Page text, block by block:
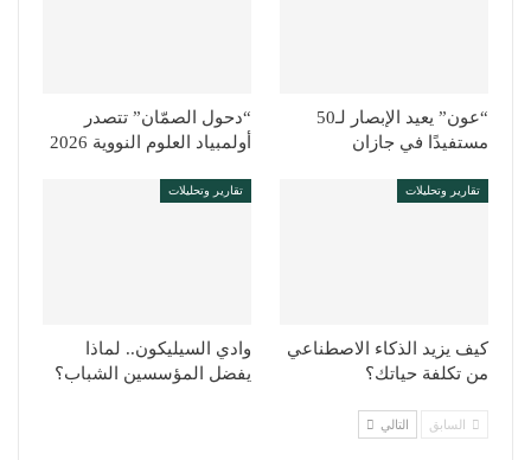
“عون” يعيد الإبصار لـ50
مستفيدًا في جازان
“دحول الصمّان” تتصدر
أولمبياد العلوم النووية 2026
تقارير وتحليلات
كيف يزيد الذكاء الاصطناعي
من تكلفة حياتك؟
تقارير وتحليلات
وادي السيليكون.. لماذا
يفضل المؤسسين الشباب؟
السابق التالي